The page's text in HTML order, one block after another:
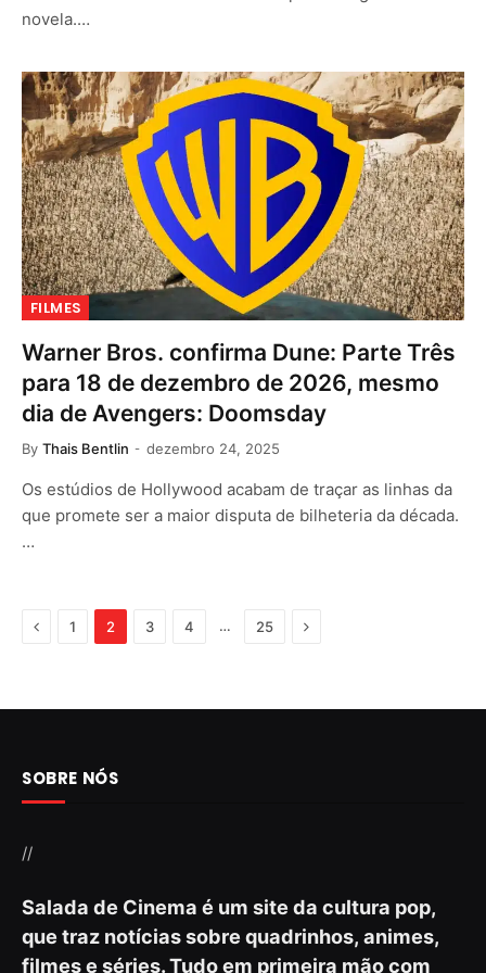
novela.…
FILMES
Warner Bros. confirma Dune: Parte Três
para 18 de dezembro de 2026, mesmo
dia de Avengers: Doomsday
By Thais Bentlin dezembro 24, 2025
Os estúdios de Hollywood acabam de traçar as linhas da
que promete ser a maior disputa de bilheteria da década.
…
Previous
1 2 3 4 … 25 Next
SOBRE NÓS
//
Salada de Cinema é um site da cultura pop,
que traz notícias sobre quadrinhos, animes,
filmes e séries. Tudo em primeira mão com